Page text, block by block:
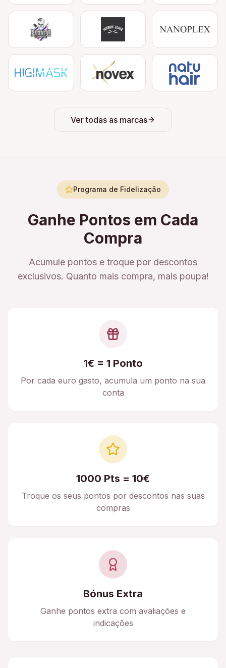
Ver todas as marcas
Programa de Fidelização
Ganhe Pontos em Cada
Compra
Acumule pontos e troque por descontos
exclusivos. Quanto mais compra, mais poupa!
1€ = 1 Ponto
Por cada euro gasto, acumula um ponto na sua
conta
1000 Pts = 10€
Troque os seus pontos por descontos nas suas
compras
Bónus Extra
Ganhe pontos extra com avaliações e
indicações